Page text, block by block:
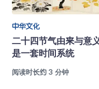
中华文化
二十四节气由来与意
是一套时间系统
阅读时长约 3 分钟